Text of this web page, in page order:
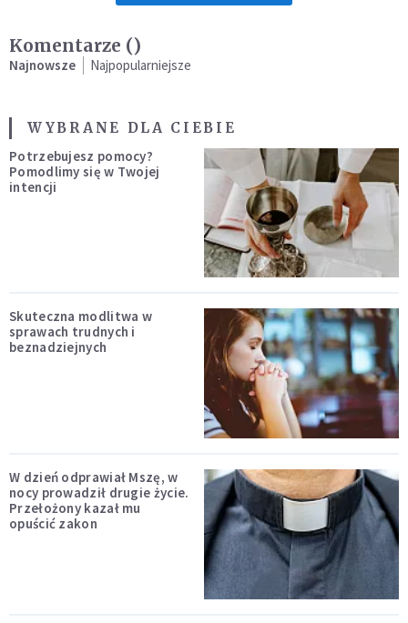
Komentarze ()
Najnowsze Najpopularniejsze
WYBRANE DLA CIEBIE
Potrzebujesz pomocy?
Pomodlimy się w Twojej
intencji
Skuteczna modlitwa w
sprawach trudnych i
beznadziejnych
W dzień odprawiał Mszę, w
nocy prowadził drugie życie.
Przełożony kazał mu
opuścić zakon